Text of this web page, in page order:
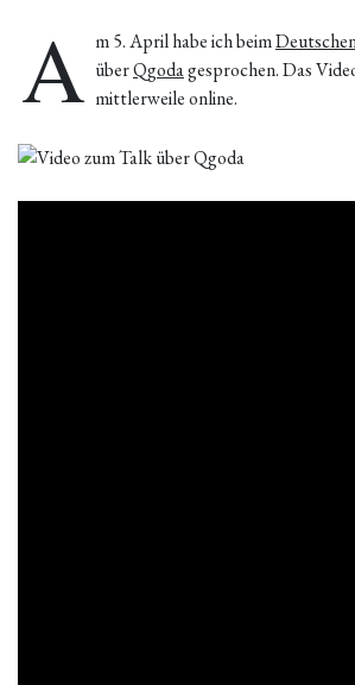
A m 5. April habe ich beim
überQgodagesprochen. Das
mittlerweile online.